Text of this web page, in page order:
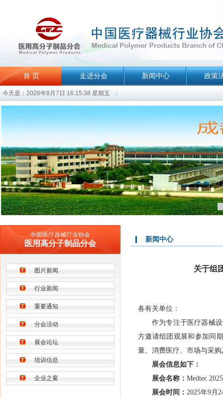
首 页
今天是：2026年8月7日 16:15:38 星期五
走进分会 新闻中心 政策
中国医疗器械行业协会
医用高分子制品分会
图片新闻
行业新闻
重要通知
分会活动
展会论坛
培训信息
企业之窗
新闻中心
关于组
各有关单位：
作为专注于医疗器械
方邀请组团观展和参加同
量、消费医疗、市场与采
展会信息如下：
展会名称： Medtec
展会时间： 2025年9月